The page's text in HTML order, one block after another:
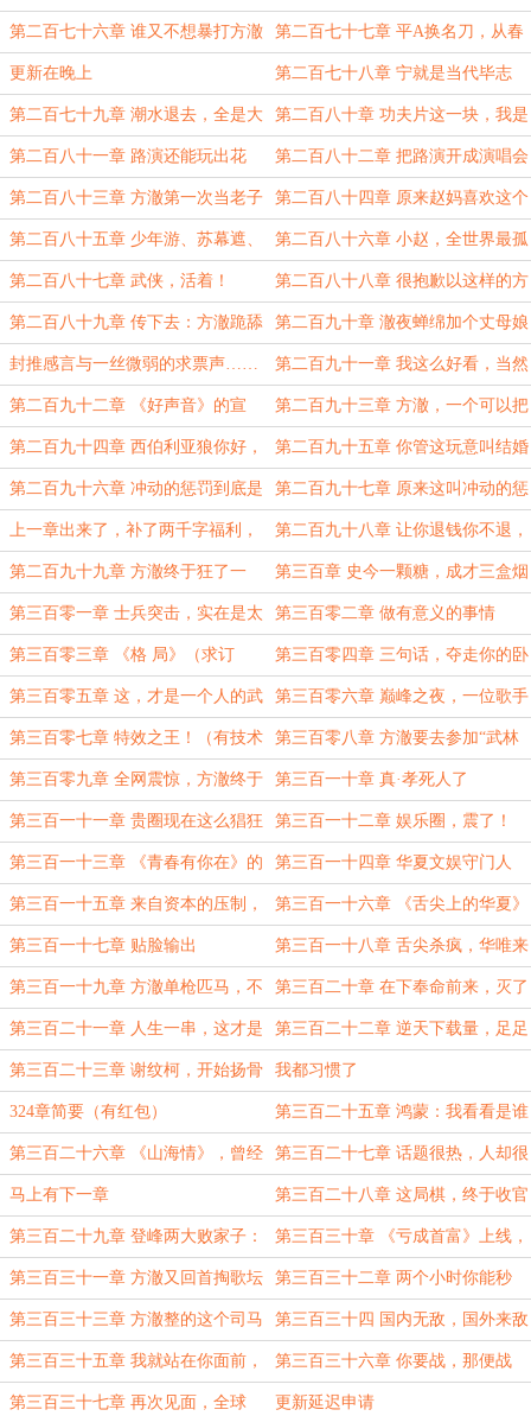
（水鱼客串） 家的秘籍。
第二百七十六章 谁又不想暴打方澈
呢！
第二百七十七章 平A换名刀，从春
晚杀到高校
更新在晚上 第二百七十八章 宁就是当代毕志
飞？（12k）
第二百七十九章 潮水退去，全是大
虾
第二百八十章 功夫片这一块，我是
无敌的
第二百八十一章 路演还能玩出花
来？
第二百八十二章 把路演开成演唱会
你是怎么做到的？（11k）
第二百八十三章 方澈第一次当老子 第二百八十四章 原来赵妈喜欢这个
第二百八十五章 少年游、苏幕遮、
破阵子、洞仙歌……
第二百八十六章 小赵，全世界最孤
独的人（日常，推荐看，可酌情订，
求票）
第二百八十七章 武侠，活着！ 第二百八十八章 很抱歉以这样的方
式当面打你脸（12k）
第二百八十九章 传下去：方澈跪舔
全庸
第二百九十章 澈夜蝉绵加个丈母娘
还杀不透你？（3号的）
封推感言与一丝微弱的求票声…… 第二百九十一章 我这么好看，当然
要吃偶像这碗饭啦（先更一章）
第二百九十二章 《好声音》的宣
传，像你这样的人应该倔强一点……
第二百九十三章 方澈，一个可以把
男人榨干的男人
第二百九十四章 西伯利亚狼你好，
这里是阿尔卑斯狗
第二百九十五章 你管这玩意叫结婚
礼物？（1w，感谢【乖蛋看书】的
盟）
第二百九十六章 冲动的惩罚到底是
啥呀！（1w）
第二百九十七章 原来这叫冲动的惩
罚（1w，求订阅）
上一章出来了，补了两千字福利，
大家可以重新看一下
第二百九十八章 让你退钱你不退，
现在没了一个亿开心了吧
第二百九十九章 方澈终于狂了一
回！
第三百章 史今一颗糖，成才三盒烟
（9.6k）
第三百零一章 士兵突击，实在是太
能突了
第三百零二章 做有意义的事情
第三百零三章 《格 局》（求订
阅）
第三百零四章 三句话，夺走你的卧
槽
第三百零五章 这，才是一个人的武
林！
第三百零六章 巅峰之夜，一位歌手
的告白（12k）
第三百零七章 特效之王！（有技术
解析，酌情订！）
第三百零八章 方澈要去参加“武林
风”？
第三百零九章 全网震惊，方澈终于
把池荣星打了（必看！）
第三百一十章 真·孝死人了
第三百一十一章 贵圈现在这么猖狂
吗？
第三百一十二章 娱乐圈，震了！
第三百一十三章 《青春有你在》的
狗急跳墙（9.6k，求月票）
第三百一十四章 华夏文娱守门人
（必看哦）
第三百一十五章 来自资本的压制，
开辟仙侠战场
第三百一十六章 《舌尖上的华夏》
（11k，求月票）
第三百一十七章 贴脸输出 第三百一十八章 舌尖杀疯，华唯来
人
第三百一十九章 方澈单枪匹马，不
足为惧！
第三百二十章 在下奉命前来，灭了
各位！（1.2w，求月票啦）
第三百二十一章 人生一串，这才是
华夏的深夜食堂！
第三百二十二章 逆天下载量，足足
28个万！
第三百二十三章 谢纹柯，开始扬骨
灰了！
我都习惯了
324章简要（有红包） 第三百二十五章 鸿蒙：我看看是谁
这么有钱呀
第三百二十六章 《山海情》，曾经
有人吃饱都很艰难（1.3w，求月票）
第三百二十七章 话题很热，人却很
凉
马上有下一章 第三百二十八章 这局棋，终于收官
第三百二十九章 登峰两大败家子：
裴总和王多鱼
第三百三十章 《亏成首富》上线，
游戏热搜榜都把人看懵了（9.8k）
第三百三十一章 方澈又回首掏歌坛
了？
第三百三十二章 两个小时你能秒
我？
第三百三十三章 方澈整的这个司马
懿……很猛啊
第三百三十四 国内无敌，国外来敌
第三百三十五章 我就站在你面前，
你看我几分像从前！
第三百三十六章 你要战，那便战
（第一章）
第三百三十七章 再次见面，全球 更新延迟申请